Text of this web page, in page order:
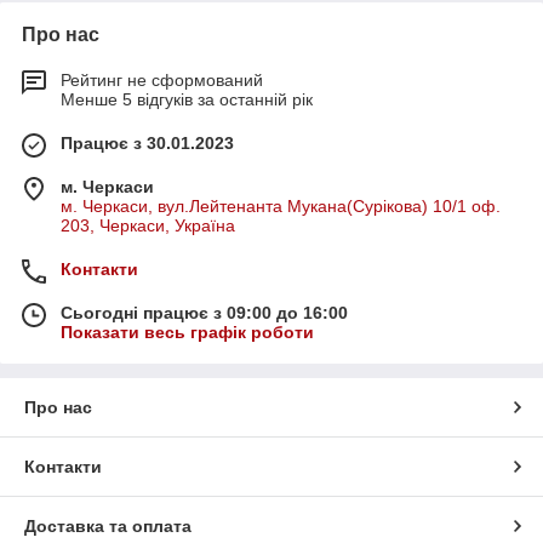
Про нас
Рейтинг не сформований
Менше 5 відгуків за останній рік
Працює з 30.01.2023
м. Черкаси
м. Черкаси, вул.Лейтенанта Мукана(Сурікова) 10/1 оф.
203, Черкаси, Україна
Контакти
Сьогодні працює з 09:00 до 16:00
Показати весь графік роботи
Про нас
Контакти
Доставка та оплата